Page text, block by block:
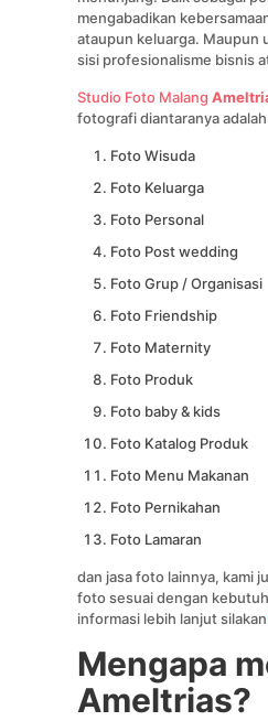
mengabadikan
ataupun keluarga. Maupun
sisi profesionalisme bisnis
Studio Foto Malang
fotografi diantaranya
Foto Wisuda
Foto Keluarga
Foto Personal
Foto Post wedding
Foto Grup / Organisasi
Foto Friendship
Foto Maternity
Foto Produk
Foto baby & kids
Foto Katalog Produk
Foto Menu Makanan
Foto Pernikahan
Foto Lamaran
dan jasa foto lainnya, kami
foto sesuai dengan
informasi lebih lanjut silakan
Mengapa
Ameltrias?